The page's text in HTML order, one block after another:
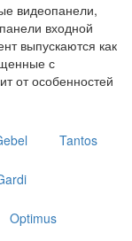
видеопанели,
входной
выпускаются как
с
от особенностей
Tantos
Optimus